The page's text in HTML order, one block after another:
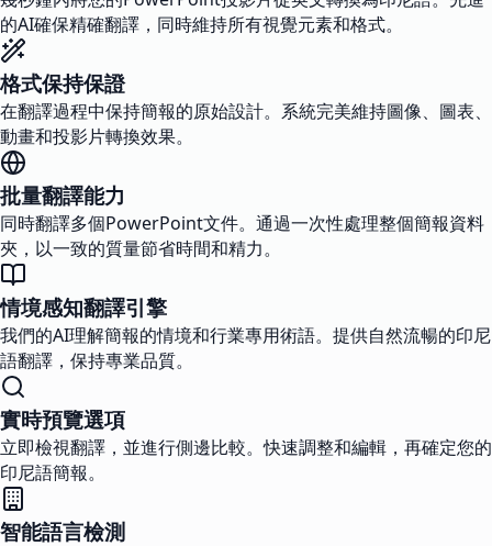
的AI確保精確翻譯，同時維持所有視覺元素和格式。
格式保持保證
在翻譯過程中保持簡報的原始設計。系統完美維持圖像、圖表、
動畫和投影片轉換效果。
批量翻譯能力
同時翻譯多個PowerPoint文件。通過一次性處理整個簡報資料
夾，以一致的質量節省時間和精力。
情境感知翻譯引擎
我們的AI理解簡報的情境和行業專用術語。提供自然流暢的印尼
語翻譯，保持專業品質。
實時預覽選項
立即檢視翻譯，並進行側邊比較。快速調整和編輯，再確定您的
印尼語簡報。
智能語言檢測